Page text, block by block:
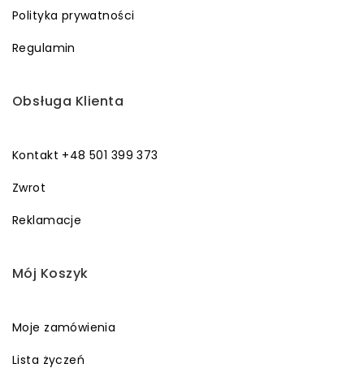
Polityka prywatności
Regulamin
Obsługa Klienta
Kontakt +48 501 399 373
Zwrot
Reklamacje
Mój Koszyk
Moje zamówienia
Lista życzeń